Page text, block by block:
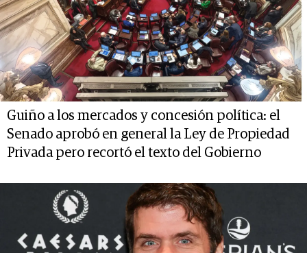
Guiño a los mercados y concesión política: el
Senado aprobó en general la Ley de Propiedad
Privada pero recortó el texto del Gobierno